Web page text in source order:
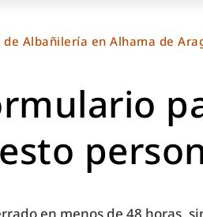
de Albañilería en Alhama de